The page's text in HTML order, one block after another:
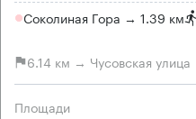
Соколиная Гора → 1.39 км
6.14 км → Чусовская улица
Площади